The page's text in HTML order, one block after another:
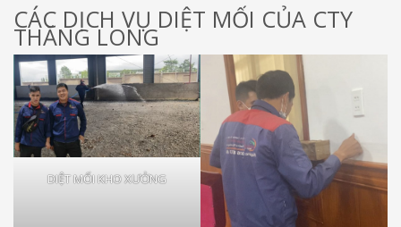
CÁC DỊCH VỤ DIỆT MỐI CỦA CTY
THĂNG LONG
DIỆT MỐI KHO XƯỞNG